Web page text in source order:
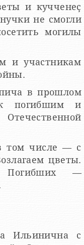
и кучченеҫ
не смогли
могилы
и участникам
в прошлом
погибшим и
том числе — с
цветы.
Погибших —
Ильинична с